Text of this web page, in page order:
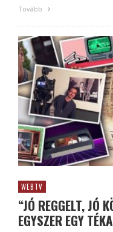
Tovább
WEBTV
“JÓ REGGELT, JÓ
EGYSZER EGY